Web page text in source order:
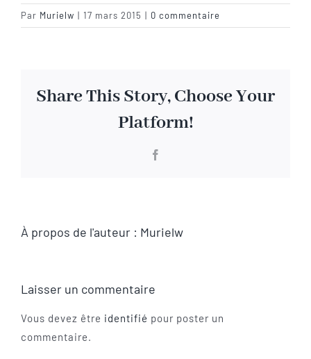
Visite virtuelle
Par Murielw | 17 mars 2015 | 0 commentaire
Share This Story, Choose Your
Platform!
À propos de l'auteur : Murielw
Laisser un commentaire
Vous devez être identifié pour poster un
commentaire.